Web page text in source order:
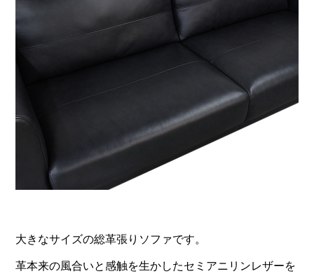
大きなサイズの総革張りソファです。
革本来の風合いと感触を生かしたセミアニリンレザーを